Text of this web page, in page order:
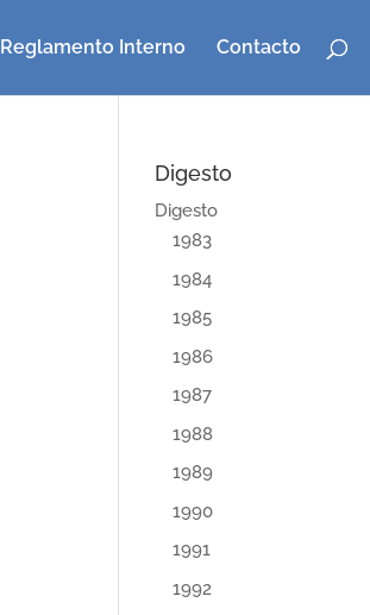
Reglamento Interno Contacto
Digesto
Digesto
1983
1984
1985
1986
1987
1988
1989
1990
1991
1992